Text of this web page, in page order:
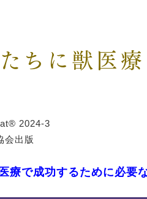
ちに獣医
2024-3
会出版
療で成功するために必要